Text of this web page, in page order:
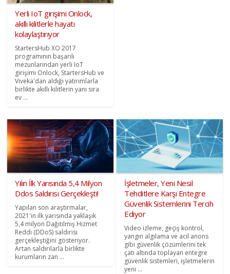
Yerli IoT girişimi Onlock,
akıllı kilitlerle hayatı
kolaylaştırıyor
StartersHub XO 2017
programının başarılı
mezunlarından yerli IoT
girişimi Onlock, StartersHub ve
Viveka'dan aldığı yatırımlarla
birlikte akıllı kilitlerin yanı sıra
ev ...
Yılın İlk Yarısında 5,4 Milyon
Ddos Saldırısı Gerçekleşti!
Yapılan son araştırmalar,
2021'in ilk yarısında yaklaşık
5,4 milyon Dağıtılmış Hizmet
Reddi (DDoS) saldırısı
gerçekleştiğini gösteriyor.
Artan saldırılarla birlikte
kurumların zan ...
İşletmeler, Yeni Nesil
Tehditlere Karşı Entegre
Güvenlik Sistemlerini Tercih
Ediyor
Video izleme, geçiş kontrol,
yangın algılama ve acil anons
gibi güvenlik çözümlerini tek
çatı altında toplayan entegre
güvenlik sistemleri, işletmelerin
yeni ...